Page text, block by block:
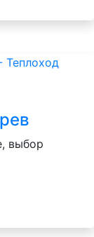
выбор